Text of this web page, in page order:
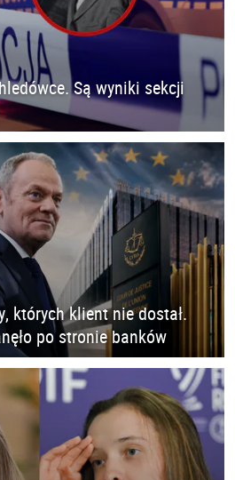
Są wyniki sekcji
których klient nie dostał.
po stronie banków